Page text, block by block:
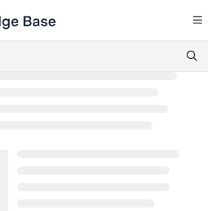
index at:
pages before exploring further.